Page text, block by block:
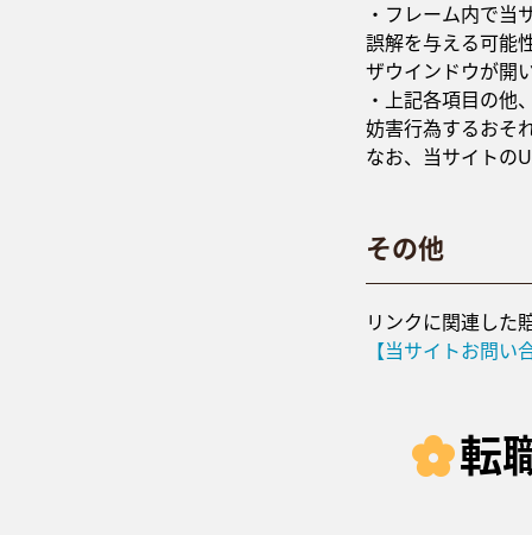
・フレーム内で当
誤解を与える可能
ザウインドウが開
・上記各項目の他
妨害行為するおそ
なお、当サイトの
その他
リンクに関連した
【当サイトお問い
転